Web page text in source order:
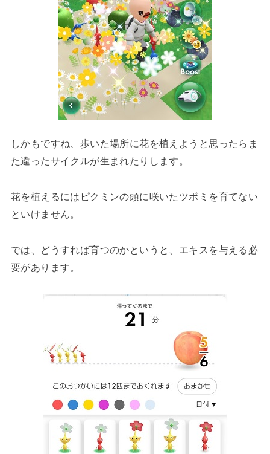
しかもですね、歩いた場所に花を植えようと思ったらま
た違ったサイクルが生まれたりします。
花を植えるにはピクミンの頭に咲いたツボミを育てない
といけません。
では、どうすれば育つのかというと、エキスを与える必
要があります。